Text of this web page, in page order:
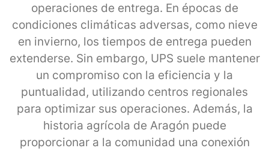
operaciones de entrega. En épocas de
condiciones climáticas adversas, como nieve
en invierno, los tiempos de entrega pueden
extenderse. Sin embargo, UPS suele mantener
un compromiso con la eficiencia y la
puntualidad, utilizando centros regionales
para optimizar sus operaciones. Además, la
historia agrícola de Aragón puede
proporcionar a la comunidad una conexión